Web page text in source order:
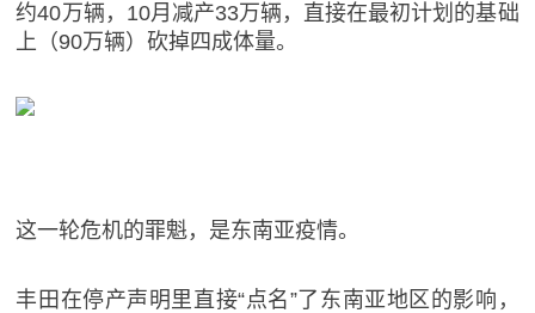
约40万辆，10月减产33万辆，直接在最初计划的基础
上（90万辆）砍掉四成体量。
这一轮危机的罪魁，是东南亚疫情。
丰田在停产声明里直接“点名”了东南亚地区的影响，